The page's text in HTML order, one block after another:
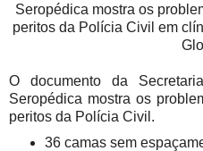
Seropédica mostra os
peritos da Polícia Civil em
O documento da
Seropédica mostra os
peritos da Polícia Civil.
36 camas sem